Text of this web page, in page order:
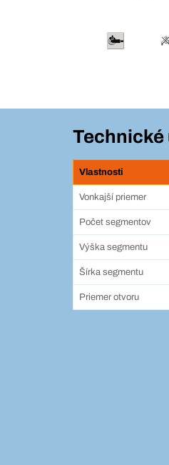
Technické
Vlastnosti
Vonkajší priemer
Počet segmentov
Výška segmentu
Šírka segmentu
Priemer otvoru